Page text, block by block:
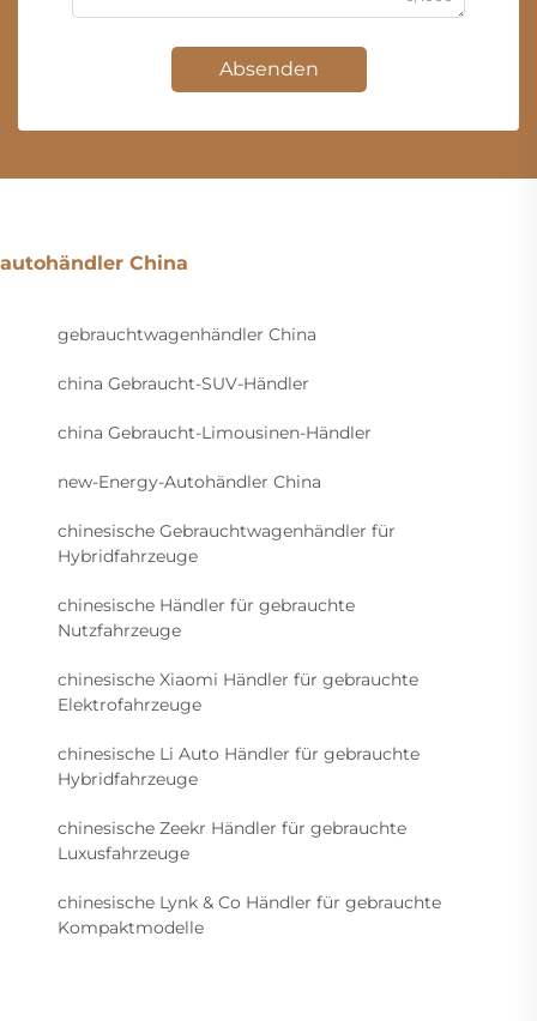
Absenden
autohändler China
gebrauchtwagenhändler China
china Gebraucht-SUV-Händler
china Gebraucht-Limousinen-Händler
new-Energy-Autohändler China
chinesische Gebrauchtwagenhändler für
Hybridfahrzeuge
chinesische Händler für gebrauchte
Nutzfahrzeuge
chinesische Xiaomi Händler für gebrauchte
Elektrofahrzeuge
chinesische Li Auto Händler für gebrauchte
Hybridfahrzeuge
chinesische Zeekr Händler für gebrauchte
Luxusfahrzeuge
chinesische Lynk & Co Händler für gebrauchte
Kompaktmodelle